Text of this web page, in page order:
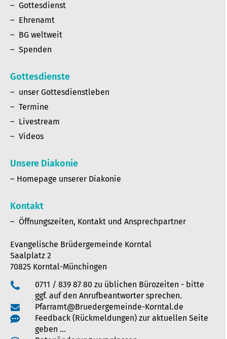
Gottesdienst
Ehrenamt
BG weltweit
Spenden
Gottesdienste
unser Gottesdienstleben
Termine
Livestream
Videos
Unsere Diakonie
Homepage unserer Diakonie
Kontakt
Öffnungszeiten, Kontakt und Ansprechpartner
Evangelische Brüdergemeinde Korntal
Saalplatz 2
70825 Korntal-Münchingen
0711 / 839 87 80 zu üblichen Bürozeiten - bitte
ggf. auf den Anrufbeantworter sprechen.
Pfarramt@Bruedergemeinde-Korntal.de
Feedback (Rückmeldungen) zur aktuellen Seite
geben …